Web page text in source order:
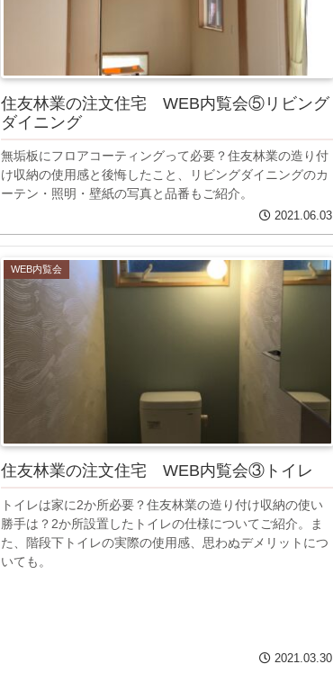
住友林業の注文住宅 WEB内覧会⑤リビング
ダイニング
無垢板にフロアコーティングって必要？住友林業の造り付
け収納の使用感と後悔したこと、リビングダイニングのカ
ーテン・照明・壁紙の写真と品番もご紹介。
2021.06.03
WEB内覧会
住友林業の注文住宅 WEB内覧会③トイレ
トイレは家に2か所必要？住友林業の造り付け収納の使い
勝手は？2か所設置したトイレの仕様についてご紹介。ま
た、階段下トイレの実際の使用感、思わぬデメリットにつ
いても。
2021.03.30